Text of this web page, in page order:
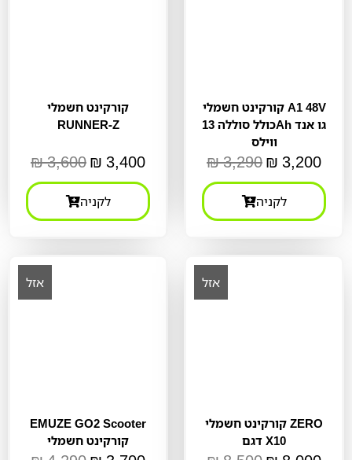
קורקינט חשמלי
RUNNER-Z
3,600
₪ 3,400
₪
לקניה
קורקינט חשמלי A1 48V
כולל סוללה 13Ah גו אנד
ווילס
3,290
₪ 3,200
₪
לקניה
אזל
EMUZE GO2 Scooter
קורקינט חשמלי
אזל
קורקינט חשמלי ZERO
דגם X10